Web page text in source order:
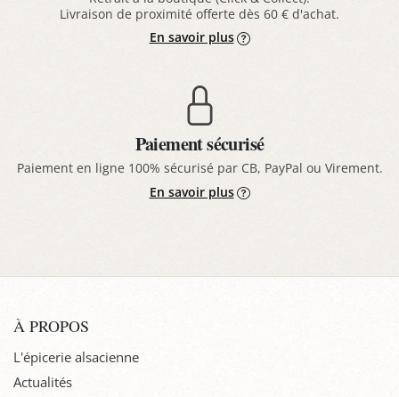
Livraison de proximité offerte dès 60 € d'achat.
En savoir plus
Paiement sécurisé
Paiement en ligne 100% sécurisé par CB, PayPal ou Virement.
En savoir plus
À PROPOS
L'épicerie alsacienne
Actualités